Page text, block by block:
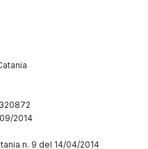
2014
n. 9 del 14/04/2014